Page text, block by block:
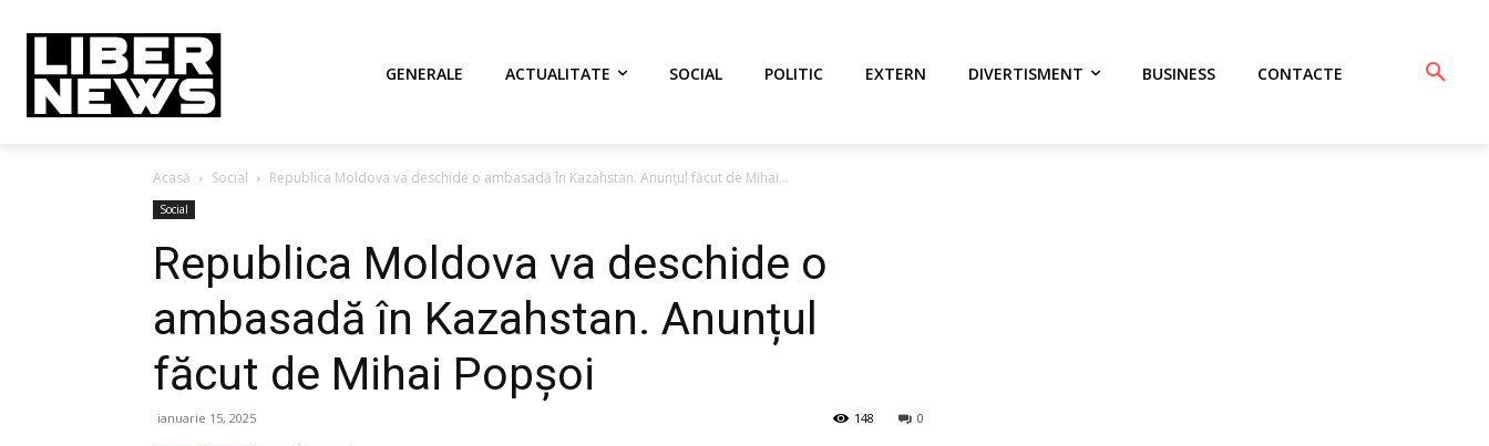
GENERALE ACTUALITATE SOCIAL POLITIC EXTERN DIVERTISMENT BUSINESS CONTACTE
Acasă Social Republica Moldova va deschide o ambasadă în Kazahstan. Anunțul făcut de Mihai...
Social
Republica Moldova va deschide o
ambasadă în Kazahstan. Anunțul
făcut de Mihai Popșoi
ianuarie 15, 2025 0
148